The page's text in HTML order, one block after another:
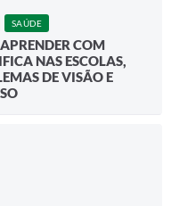
SAÚDE
COM
NAS ESCOLAS,
DE VISÃO E